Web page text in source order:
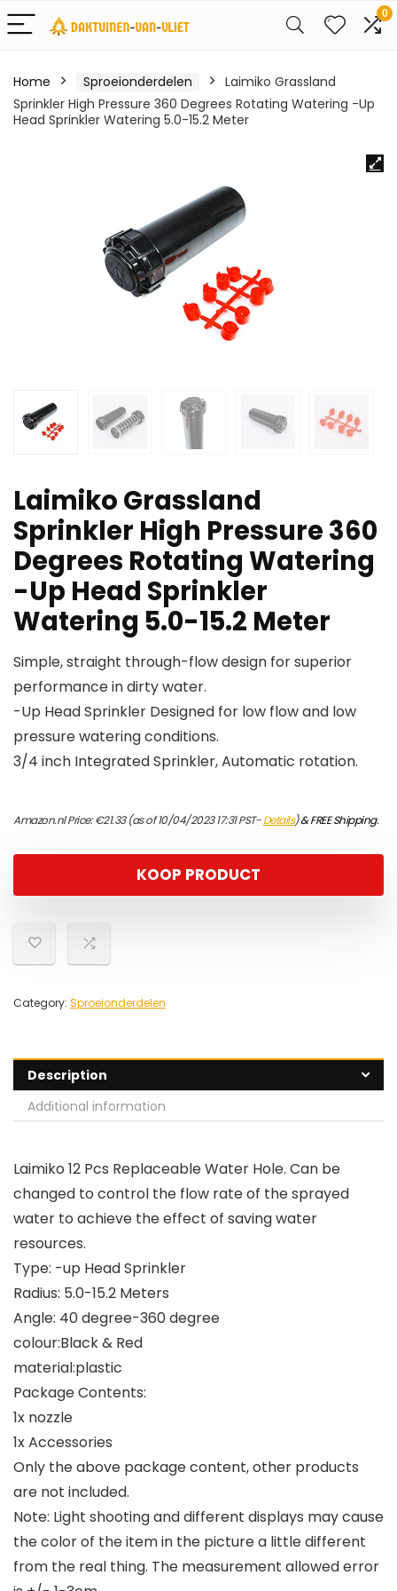
0
Home Sproeionderdelen
Laimiko Grassland
Sprinkler High Pressure 360 Degrees Rotating Watering -Up
Head Sprinkler Watering 5.0-15.2 Meter
Laimiko Grassland
Sprinkler High Pressure 360
Degrees Rotating Watering
-Up Head Sprinkler
Watering 5.0-15.2 Meter
Simple, straight through-flow design for superior
performance in dirty water.
-Up Head Sprinkler Designed for low flow and low
pressure watering conditions.
3/4 inch Integrated Sprinkler, Automatic rotation.
Amazon.nl Price:€21.33(as of 10/04/2023 17:31 PST-Details)&FREE Shipping.
KOOP PRODUCT
Category: Sproeionderdelen
Description
Additional information
Laimiko 12 Pcs Replaceable Water Hole. Can be
changed to control the flow rate of the sprayed
water to achieve the effect of saving water
resources.
Type: -up Head Sprinkler
Radius: 5.0-15.2 Meters
Angle: 40 degree-360 degree
colour:Black & Red
material:plastic
Package Contents:
1x nozzle
1x Accessories
Only the above package content, other products
are not included.
Note: Light shooting and different displays may cause
the color of the item in the picture a little different
from the real thing. The measurement allowed error